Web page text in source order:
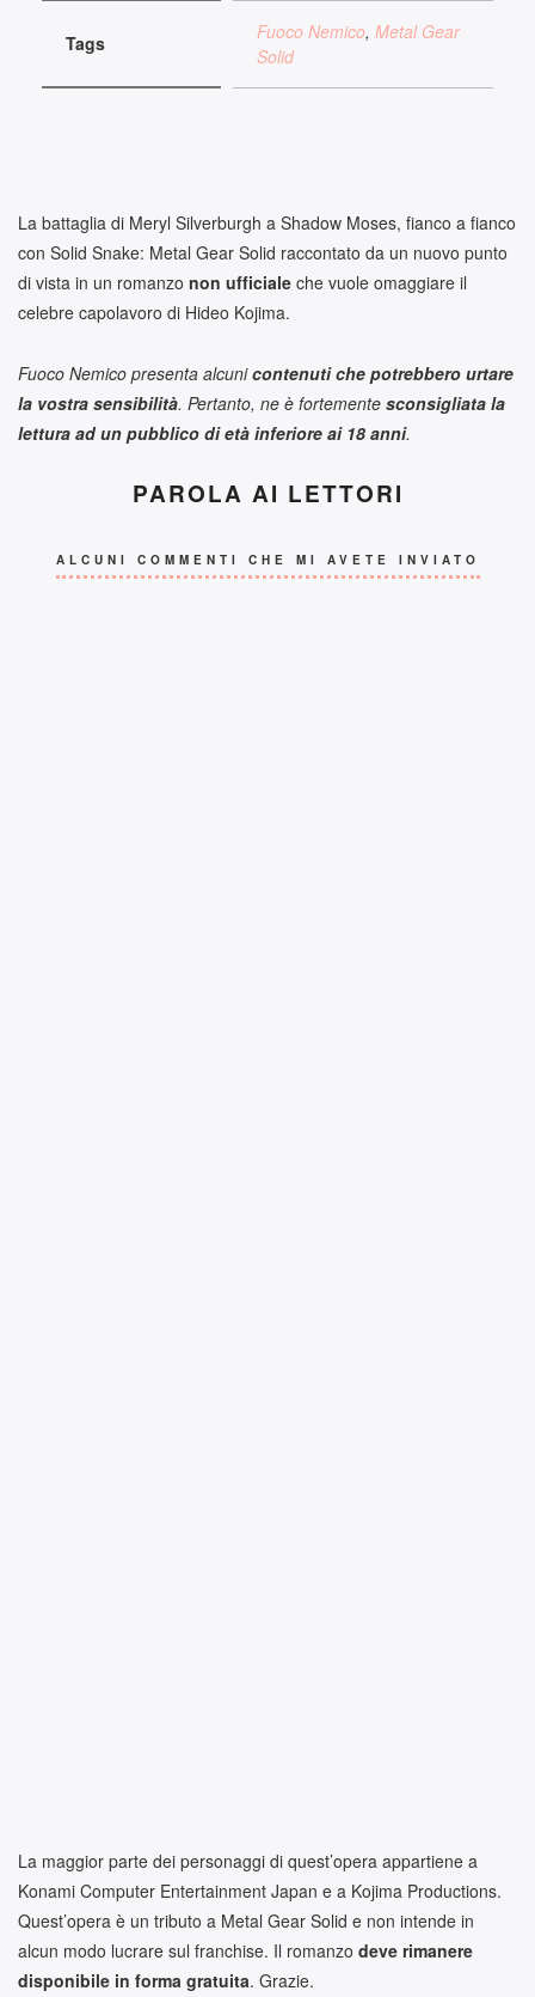
Tags Fuoco Nemico, Metal Gear
Solid
La battaglia di Meryl Silverburgh a Shadow Moses, fianco a fianco
con Solid Snake: Metal Gear Solid raccontato da un nuovo punto
di vista in un romanzo non ufficiale che vuole omaggiare il
celebre capolavoro di Hideo Kojima.
Fuoco Nemico presenta alcunicontenuti che potrebbero urtare
la vostra sensibilità. Pertanto, ne è fortemente sconsigliata la
lettura ad un pubblico di età inferiore ai 18 anni.
PAROLA AI LETTORI
ALCUNI COMMENTI CHE MI AVETE INVIATO
La maggior parte dei personaggi di quest’opera appartiene a
Konami Computer Entertainment Japan e a Kojima Productions.
Quest’opera è un tributo a Metal Gear Solid e non intende in
alcun modo lucrare sul franchise. Il romanzo deve rimanere
disponibile in forma gratuita. Grazie.